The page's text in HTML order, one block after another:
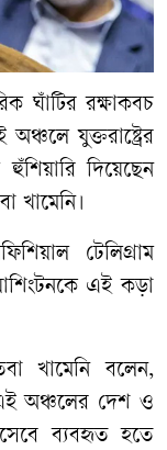
ঘাঁটির রক্ষাকবচ
যুক্তরাষ্ট্রের
দিয়েছেন
খামেনি।
টেলিগ্রাম
এই কড়া
খামেনি বলেন,
অঞ্চলের দেশ ও
ব্যবহৃত হতে